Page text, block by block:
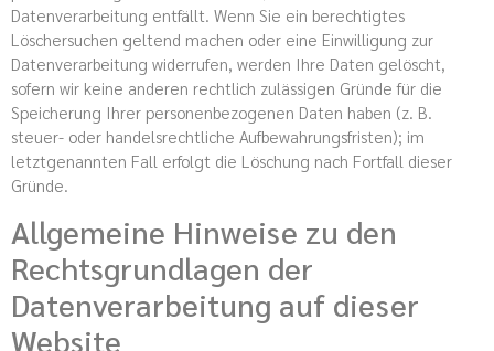
Datenverarbeitung entfällt. Wenn Sie ein berechtigtes
Löschersuchen geltend machen oder eine Einwilligung zur
Datenverarbeitung widerrufen, werden Ihre Daten gelöscht,
sofern wir keine anderen rechtlich zulässigen Gründe für die
Speicherung Ihrer personenbezogenen Daten haben (z. B.
steuer- oder handelsrechtliche Aufbewahrungsfristen); im
letztgenannten Fall erfolgt die Löschung nach Fortfall dieser
Gründe.
Allgemeine Hinweise zu den
Rechtsgrundlagen der
Datenverarbeitung auf dieser
Website